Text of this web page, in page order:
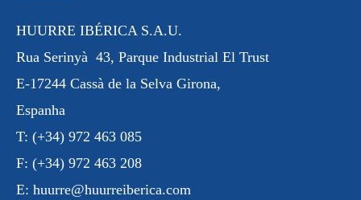
HUURRE IBÉRICA S.A.U.
Rua Serinyà 43, Parque Industrial El Trust
E-17244 Cassà de la Selva Girona,
Espanha
T: (+34) 972 463 085
F: (+34) 972 463 208
E: huurre@huurreiberica.com